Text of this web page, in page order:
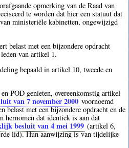
opmerking van de Raad van
te worden dat hier een statuut dat
ministeriële kabinetten, ongewijzigd
belast met een bijzondere opdracht
van artikel 1.
bepaald in artikel 10, tweede en
POD genieten, overeenkomstig artikel
van 7 november 2000 voornoemd
belast met een bijzondere opdracht en de
hernomen dat identiek is aan dat
besluit van 4 mei 1999 (artikel 6,
lid). Hun aanwijzing is van tijdelijke